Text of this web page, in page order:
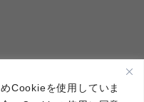
Cookieを使用していま